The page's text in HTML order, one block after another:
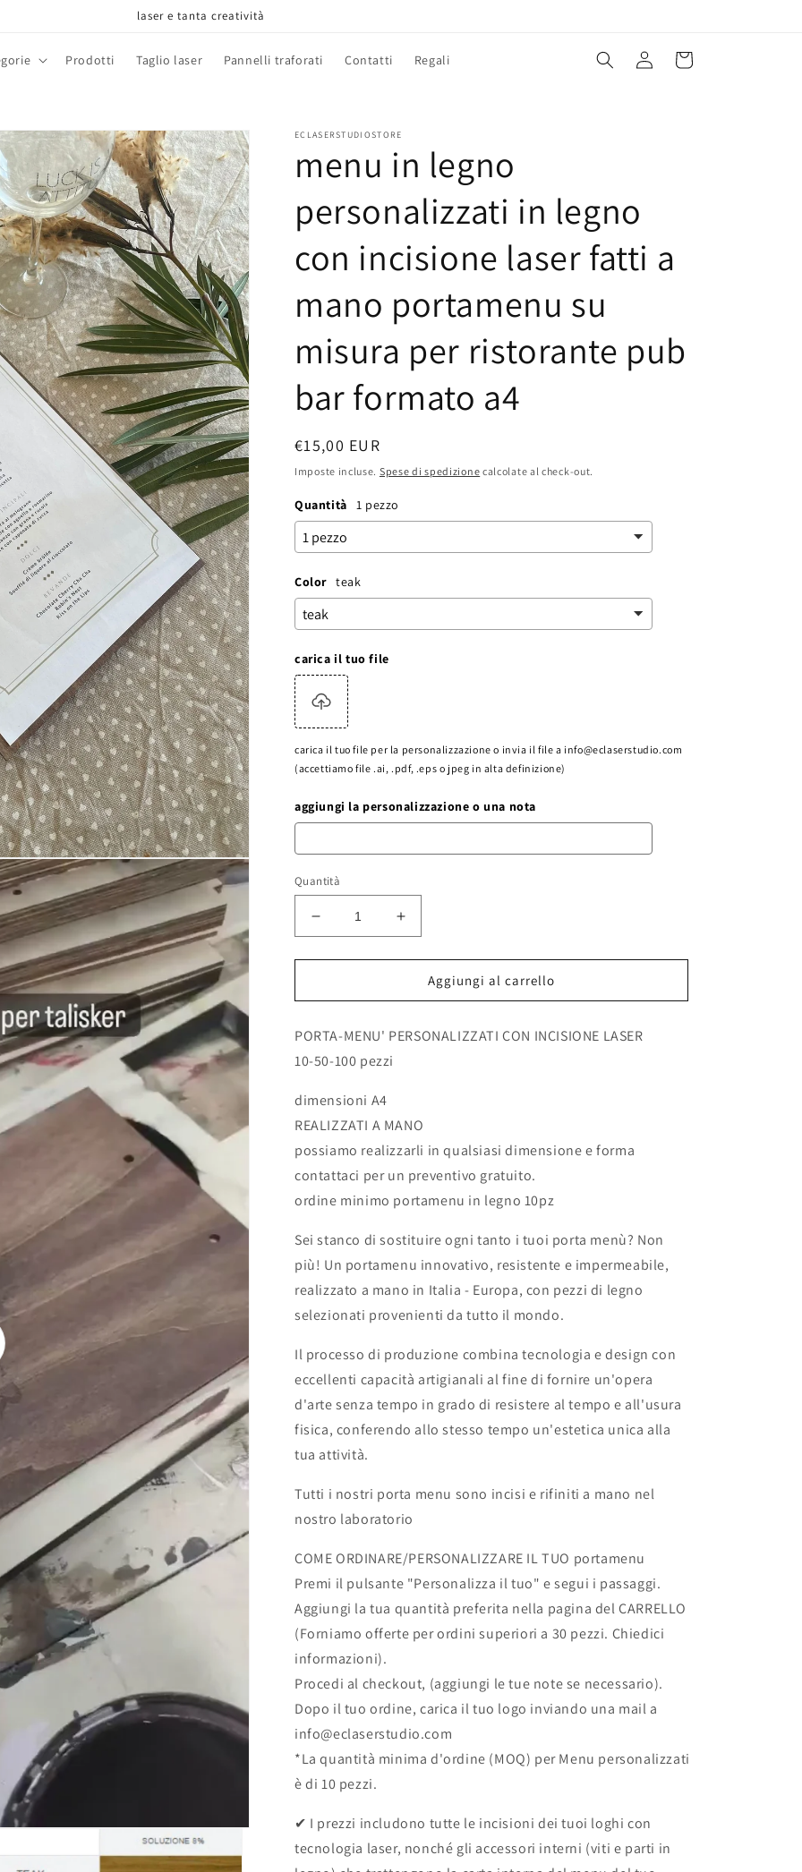
laser e tanta creatività
Prodotti Taglio laser Pannelli traforati Contatti Regali Accedi Carrello
ECLASERSTUDIOSTORE
menu in legno
personalizzati in legno
con incisione laser fatti a
mano portamenu su
misura per ristorante pub
bar formato a4
Prezzo
di
listino
€15,00 EUR
Imposte incluse. Spese di spedizione calcolate al check-out.
Quantità 1 pezzo
Color teak
carica il tuo file
carica il tuo file per la personalizzazione o invia il file a info@eclaserstudio.com
(accettiamo file .ai, .pdf, .eps o jpeg in alta definizione)
aggiungi la personalizzazione o una nota
Quantità
Diminuisci
quantità
per
in
personalizzati
in
incisione
laser
fatti
a
mano
portamenu
misura
per
ristorante
pub
bar
a4
Aumenta
quantità
per
menu
in
personalizzati
laser
fatti
mano
portamenu
misura
per
ristorante
pub
bar
a4
Aggiungi al carrello
PORTA-MENU' PERSONALIZZATI CON INCISIONE LASER
10-50-100 pezzi
dimensioni A4
REALIZZATI A MANO
possiamo realizzarli in qualsiasi dimensione e forma
contattaci per un preventivo gratuito.
ordine minimo portamenu in legno 10pz
Sei stanco di sostituire ogni tanto i tuoi porta menù? Non
più! Un portamenu innovativo, resistente e impermeabile,
realizzato a mano in Italia - Europa, con pezzi di legno
selezionati provenienti da tutto il mondo.
Il processo di produzione combina tecnologia e design con
eccellenti capacità artigianali al fine di fornire un'opera
d'arte senza tempo in grado di resistere al tempo e all'usura
fisica, conferendo allo stesso tempo un'estetica unica alla
tua attività.
Tutti i nostri porta menu sono incisi e rifiniti a mano nel
nostro laboratorio
COME ORDINARE/PERSONALIZZARE IL TUO portamenu
Premi il pulsante "Personalizza il tuo" e segui i passaggi.
Aggiungi la tua quantità preferita nella pagina del CARRELLO
(Forniamo offerte per ordini superiori a 30 pezzi. Chiedici
informazioni).
Procedi al checkout, (aggiungi le tue note se necessario).
Dopo il tuo ordine, carica il tuo logo inviando una mail a
info@eclaserstudio.com
*La quantità minima d'ordine (MOQ) per Menu personalizzati
è di 10 pezzi.
✔ I prezzi includono tutte le incisioni dei tuoi loghi con
tecnologia laser, nonché gli accessori interni (viti e parti in